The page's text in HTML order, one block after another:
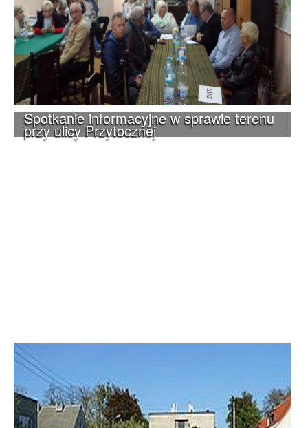
Spotkanie informacyjne w sprawie terenu
przy ulicy Przytocznej